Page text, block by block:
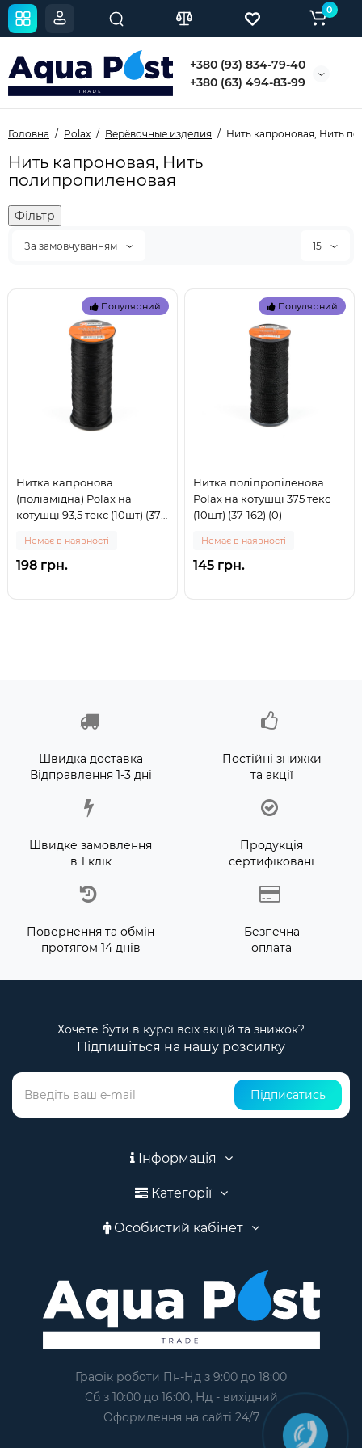
+380 (93) 834-79-40
+380 (63) 494-83-99
0
Головна Polax Верёвочные изделия Нить капроновая, Нить
Нить капроновая, Нить
полипропиленовая
Фільтр
За замовчуванням 15
Популярний
Нитка капронова
(поліамідна) Polax на
котушці 93,5 текс (10шт) (37-
Немає в наявності
198 грн.
Популярний
Нитка поліпропіленова
Polax на котушці 375 текс
(10шт) (37-162) (0)
Немає в наявності
145 грн.
Швидка доставка
Відправлення 1-3 дні
Постійні знижки
та акції
Швидке замовлення
в 1 клік
Продукція
сертифіковані
Повернення та обмін
протягом 14 днів
Безпечна
оплата
Хочете бути в курсі всіх акцій та знижок?
Підпишіться на нашу розсилку
Підписатись
Інформація
Категорії
Особистий кабінет
Графік роботи Пн-Нд з 9:00 до 18:00
Сб з 10:00 до 16:00, Нд - вихідний
Оформлення на сайтi 24/7